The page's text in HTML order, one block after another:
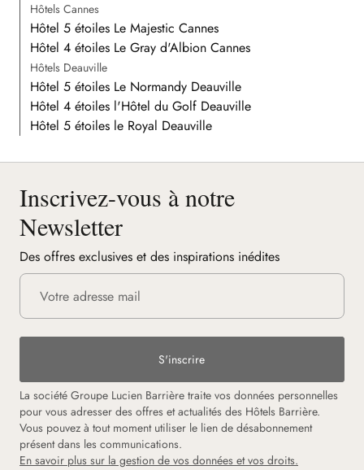
Hôtels Cannes
Hôtel 5 étoiles Le Majestic Cannes
Hôtel 4 étoiles Le Gray d'Albion Cannes
Hôtels Deauville
Hôtel 5 étoiles Le Normandy Deauville
Hôtel 4 étoiles l'Hôtel du Golf Deauville
Hôtel 5 étoiles le Royal Deauville
Inscrivez-vous à notre
Newsletter
Des offres exclusives et des inspirations inédites
S'inscrire
La société Groupe Lucien Barrière traite vos données personnelles
pour vous adresser des offres et actualités des Hôtels Barrière.
Vous pouvez à tout moment utiliser le lien de désabonnement
présent dans les communications.
En savoir plus sur la gestion de vos données et vos droits.